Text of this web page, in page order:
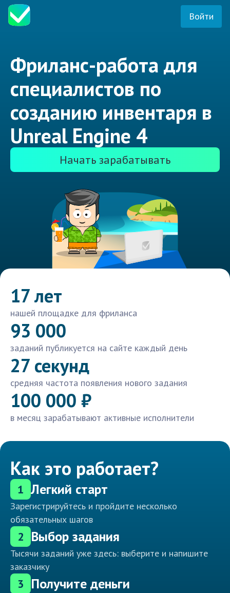
Войти
Фриланс-работа для
специалистов по
созданию инвентаря в
Unreal Engine 4
Начать зарабатывать
17 лет
нашей площадке для фриланса
93 000
заданий публикуется на сайте каждый день
27 секунд
средняя частота появления нового задания
100 000 ₽
в месяц зарабатывают активные исполнители
Как это работает?
1 Легкий старт
Зарегистрируйтесь и пройдите несколько
обязательных шагов
2 Выбор задания
Тысячи заданий уже здесь: выберите и напишите
заказчику
3 Получите деньги